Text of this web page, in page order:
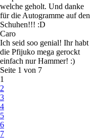
welche geholt. Und danke
für die Autogramme auf den
Schuhen!!! :D
Caro
Ich seid soo genial! Ihr habt
die Pfijuko mega gerockt
einfach nur Hammer! :)
Seite 1 von 7
1
2
3
4
5
6
7